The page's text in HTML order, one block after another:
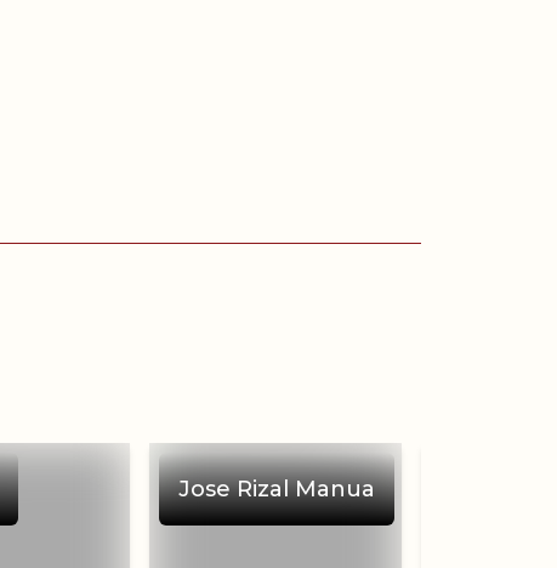
Jose Rizal Manua